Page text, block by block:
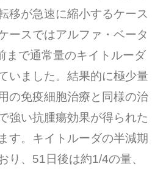
移が急速に縮小するケース
ースではアルファ・ベータ
まで通常量のキイトルーダ
いました。結果的に極少量
の免疫細胞治療と同様の治
強い抗腫瘍効果が得られた
す。キイトルーダの半減期
り、51日後は約1/4の量、